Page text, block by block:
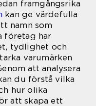
framgångsrika
kan ge värdefulla
namn som
företag har
tydlighet och
varumärken
att analysera
du förstå vilka
hur olika
att skapa ett